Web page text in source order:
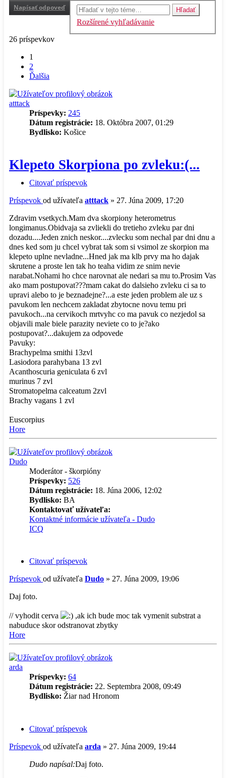
Napísať odpoveď Hľadať
Rozšírené vyhľadávanie
26 príspevkov
1
2
Ďalšia
atttack
Príspevky: 245
Dátum registrácie: 18. Októbra 2007, 01:29
Bydlisko: Košice
Klepeto Skorpiona po zvleku:(...
Citovať príspevok
Príspevok od užívateľa atttack » 27. Júna 2009, 17:20
Zdravim vsetkych.Mam dva skorpiony heterometrus
longimanus.Obidvaja sa zvliekli do tretieho zvleku par dni
dozadu....Jeden znich neskor....zvlecku som nechal par dni dnu a
dnes ked som ju chcel vybrat tak som si vsimol ze skorpion ma
klepeto uplne nevladne...Hned jak ma klb prvy ma ho dajak
skrutene a proste len tak ho teaha vidim ze snim nevie
narabat.Nohami ho chce narovnat ale nedari sa mu to.Prosim Vas
ako mam postupovat???mam cakat do dalsieho zvleku ci sa to
upravi alebo to je beznadejne?...a este jeden problem ale uz s
pavukom len nechcem zakladat zbytocne novu temu pri
pavukoch...na cervikoch mrtvyhc co ma pavuk co nezjedol sa
objavili male biele parazity neviete co to je?ako
postupovat?...dakujem za odpovede
Pavuky:
Brachypelma smithi 13zvl
Lasiodora parahybana 13 zvl
Acanthoscuria geniculata 6 zvl
murinus 7 zvl
Stromatopelma calceatum 2zvl
Brachy vagans 1 zvl
Euscorpius
Hore
Dudo
Moderátor - škorpióny
Príspevky: 526
Dátum registrácie: 18. Júna 2006, 12:02
Bydlisko: BA
Kontaktovať užívateľa:
Kontaktné informácie užívateľa - Dudo
ICQ
Citovať príspevok
Príspevok od užívateľa Dudo » 27. Júna 2009, 19:06
Daj foto.
// vyhodit cerva
,ak ich bude moc tak vymenit substrat a
nabuduce skor odstranovat zbytky
Hore
arda
Príspevky: 64
Dátum registrácie: 22. Septembra 2008, 09:49
Bydlisko: Žiar nad Hronom
Citovať príspevok
Príspevok od užívateľa arda » 27. Júna 2009, 19:44
Dudo napísal:Daj foto.